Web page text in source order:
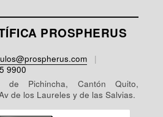
PROSPHERUS
|
9900
de Pichincha, Cantón Quito,
de los Laureles y de las Salvias.